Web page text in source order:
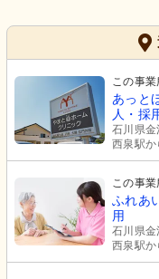
この事業
あっと
人・採
石川県金
西泉駅
この事業
ふれあ
用
石川県金
西泉駅